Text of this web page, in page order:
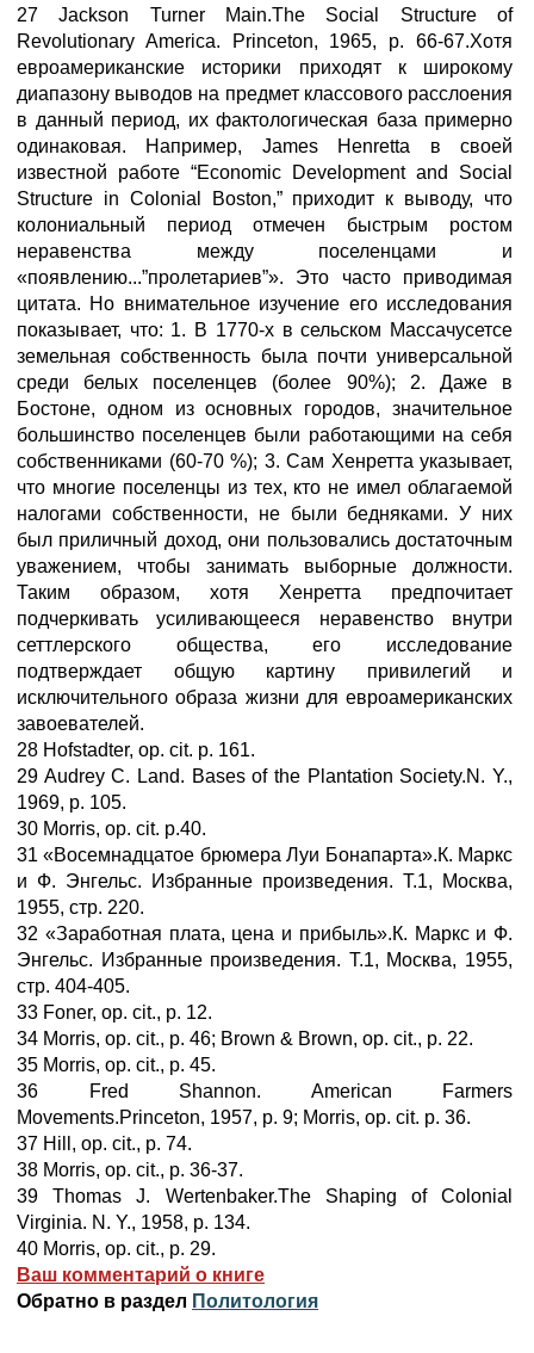
27 Jackson Turner Main.The Social Structure of
Revolutionary America. Princeton, 1965, p. 66-67.Хотя
евроамериканские историки приходят к широкому
диапазону выводов на предмет классового расслоения
в данный период, их фактологическая база примерно
одинаковая. Например, James Henretta в своей
известной работе “Economic Development and Social
Structure in Colonial Boston,” приходит к выводу, что
колониальный период отмечен быстрым ростом
неравенства между поселенцами и
«появлению...”пролетариев”». Это часто приводимая
цитата. Но внимательное изучение его исследования
показывает, что: 1. В 1770-х в сельском Массачусетсе
земельная собственность была почти универсальной
среди белых поселенцев (более 90%); 2. Даже в
Бостоне, одном из основных городов, значительное
большинство поселенцев были работающими на себя
собственниками (60-70 %); 3. Сам Хенретта указывает,
что многие поселенцы из тех, кто не имел облагаемой
налогами собственности, не были бедняками. У них
был приличный доход, они пользовались достаточным
уважением, чтобы занимать выборные должности.
Таким образом, хотя Хенретта предпочитает
подчеркивать усиливающееся неравенство внутри
сеттлерского общества, его исследование
подтверждает общую картину привилегий и
исключительного образа жизни для евроамериканских
завоевателей.
28 Hofstadter, op. cit. p. 161.
29 Audrey C. Land. Bases of the Plantation Society.N. Y.,
1969, p. 105.
30 Morris, op. cit. p.40.
31 «Восемнадцатое брюмера Луи Бонапарта».К. Маркс
и Ф. Энгельс. Избранные произведения. Т.1, Москва,
1955, стр. 220.
32 «Заработная плата, цена и прибыль».К. Маркс и Ф.
Энгельс. Избранные произведения. Т.1, Москва, 1955,
стр. 404-405.
33 Foner, op. cit., p. 12.
34 Morris, op. cit., p. 46; Brown & Brown, op. cit., p. 22.
35 Morris, op. cit., p. 45.
36 Fred Shannon. American Farmers
Movements.Princeton, 1957, p. 9; Morris, op. cit. p. 36.
37 Hill, op. cit., p. 74.
38 Morris, op. cit., p. 36-37.
39 Thomas J. Wertenbaker.The Shaping of Colonial
Virginia. N. Y., 1958, p. 134.
40 Morris, op. cit., p. 29.
Ваш комментарий о книге
Обратно в раздел Политология